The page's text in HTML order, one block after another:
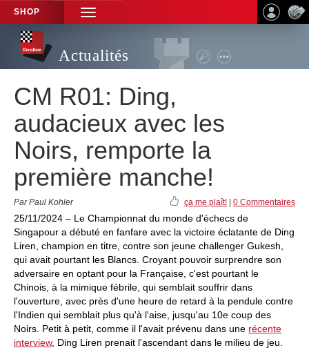
SHOP
TOGGLE
NAVIGATION
Actualités
CM R01: Ding,
audacieux avec les
Noirs, remporte la
première manche!
Par Paul Kohler ça me plaît! 0 Commentaires
25/11/2024 – Le Championnat du monde d'échecs de
Singapour a débuté en fanfare avec la victoire éclatante de Ding
Liren, champion en titre, contre son jeune challenger Gukesh,
qui avait pourtant les Blancs. Croyant pouvoir surprendre son
adversaire en optant pour la Française, c'est pourtant le
Chinois, à la mimique fébrile, qui semblait souffrir dans
l'ouverture, avec près d'une heure de retard à la pendule contre
l'Indien qui semblait plus qu'à l'aise, jusqu'au 10e coup des
Noirs. Petit à petit, comme il l'avait prévenu dans une récente
interview, Ding Liren prenait l'ascendant dans le milieu de jeu.